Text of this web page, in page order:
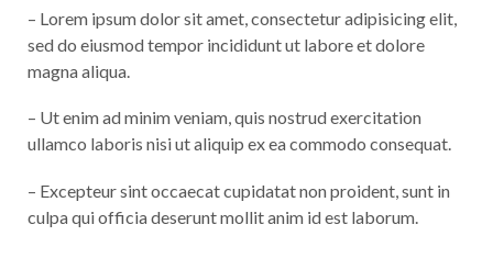
– Lorem ipsum dolor sit amet, consectetur adipisicing elit,
sed do eiusmod tempor incididunt ut labore et dolore
magna aliqua.
– Ut enim ad minim veniam, quis nostrud exercitation
ullamco laboris nisi ut aliquip ex ea commodo consequat.
– Excepteur sint occaecat cupidatat non proident, sunt in
culpa qui officia deserunt mollit anim id est laborum.